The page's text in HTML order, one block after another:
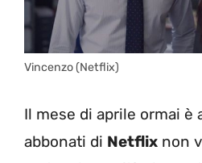
Vincenzo (Netflix)
Il mese di aprile ormai è
abbonati di Netflix non